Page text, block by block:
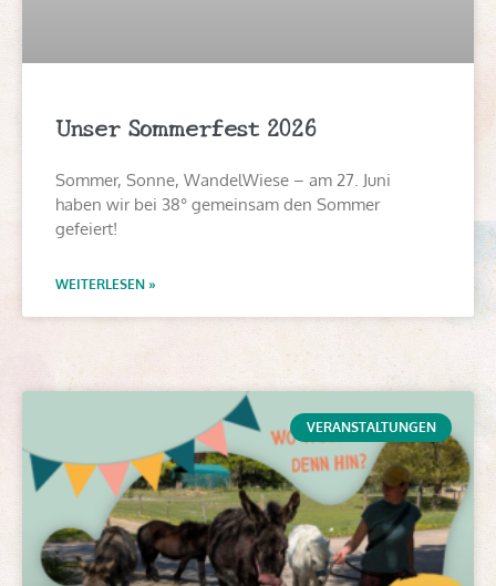
Unser Sommerfest 2026
Sommer, Sonne, WandelWiese – am 27. Juni
haben wir bei 38° gemeinsam den Sommer
gefeiert!
WEITERLESEN »
VERANSTALTUNGEN